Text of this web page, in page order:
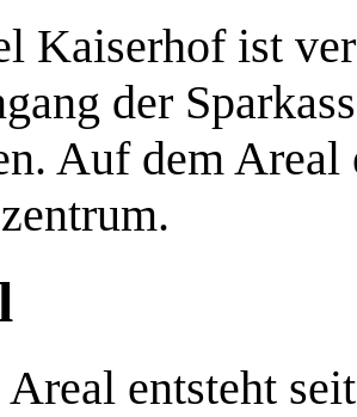
Kaiserhof ist
der
Auf dem
entsteht